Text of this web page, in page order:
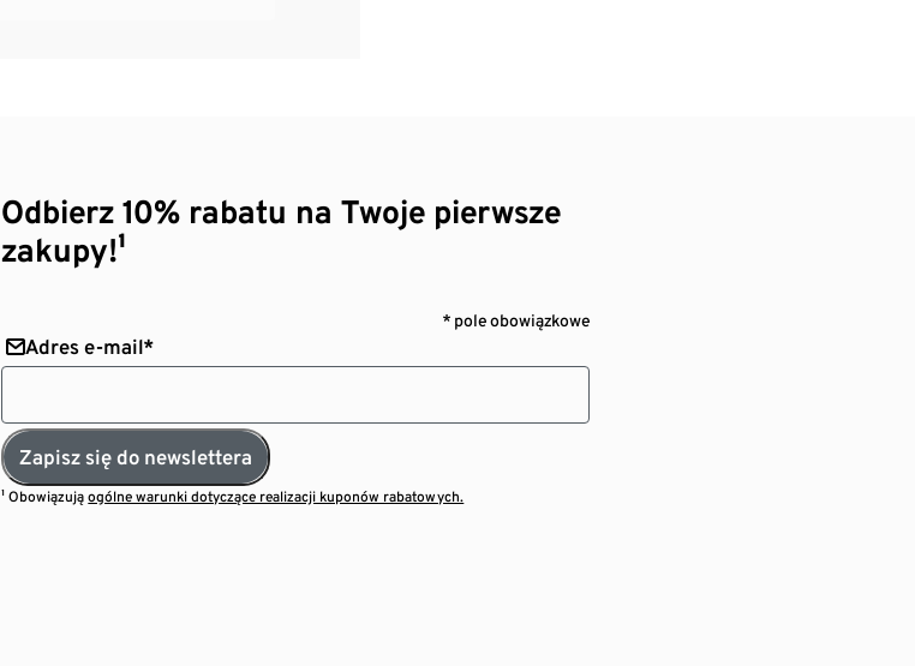
Odbierz 10% rabatu na Twoje pierwsze
zakupy!¹
* pole obowiązkowe
Adres e-mail*
Zapisz się do newslettera
¹ Obowiązująogólne warunki dotyczące realizacji kuponów rabatowych.